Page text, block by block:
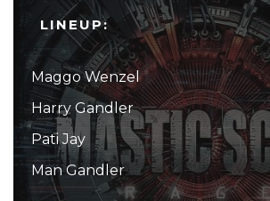
LINEUP:
Maggo Wenzel
Harry Gandler
Pati Jay
Man Gandler